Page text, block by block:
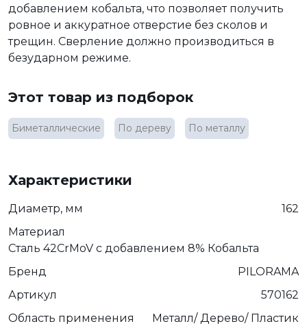
добавлением кобальта, что позволяет получить
ровное и аккуратное отверстие без сколов и
трещин. Сверление должно производиться в
безударном режиме.
Этот товар из подборок
Биметаллические По дереву По металлу
Характеристики
Диаметр, мм
162
Материал
Сталь 42CrMoV с добавлением 8% Кобальта
Бренд
PILORAMA
Артикул
570162
Область применения
Металл/ Дерево/ Пластик